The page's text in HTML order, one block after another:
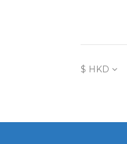
$ HKD